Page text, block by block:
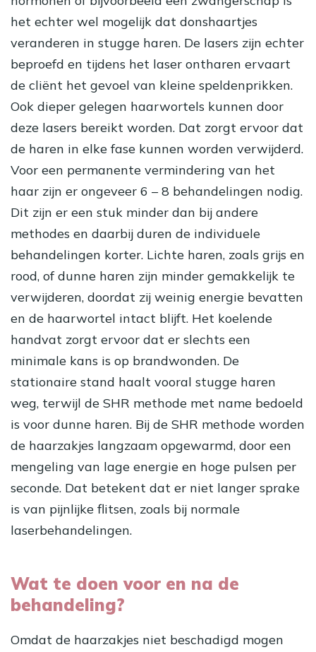
het echter wel mogelijk dat donshaartjes
veranderen in stugge haren. De lasers zijn echter
beproefd en tijdens het laser ontharen ervaart
de cliënt het gevoel van kleine speldenprikken.
Ook dieper gelegen haarwortels kunnen door
deze lasers bereikt worden. Dat zorgt ervoor dat
de haren in elke fase kunnen worden verwijderd.
Voor een permanente vermindering van het
haar zijn er ongeveer 6 – 8 behandelingen nodig.
Dit zijn er een stuk minder dan bij andere
methodes en daarbij duren de individuele
behandelingen korter. Lichte haren, zoals grijs en
rood, of dunne haren zijn minder gemakkelijk te
verwijderen, doordat zij weinig energie bevatten
en de haarwortel intact blijft. Het koelende
handvat zorgt ervoor dat er slechts een
minimale kans is op brandwonden. De
stationaire stand haalt vooral stugge haren
weg, terwijl de SHR methode met name bedoeld
is voor dunne haren. Bij de SHR methode worden
de haarzakjes langzaam opgewarmd, door een
mengeling van lage energie en hoge pulsen per
seconde. Dat betekent dat er niet langer sprake
is van pijnlijke flitsen, zoals bij normale
laserbehandelingen.
Wat te doen voor en na de
behandeling?
Omdat de haarzakjes niet beschadigd mogen